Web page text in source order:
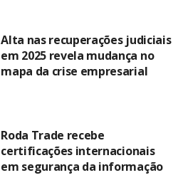
Alta nas recuperações judiciais
em 2025 revela mudança no
mapa da crise empresarial
Roda Trade recebe
certificações internacionais
em segurança da informação